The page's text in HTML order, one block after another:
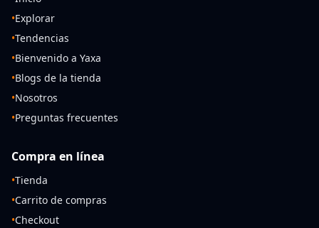
•Explorar
•Tendencias
•Bienvenido a Yaxa
•Blogs de la tienda
•Nosotros
•Preguntas frecuentes
Compra en línea
•Tienda
•Carrito de compras
•Checkout